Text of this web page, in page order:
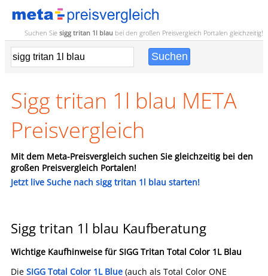
Suchen Sie sigg tritan 1l blau bei den großen Preisvergleich Portalen gleichzeitig!
Sigg tritan 1l blau META
Preisvergleich
Mit dem Meta-Preisvergleich suchen Sie gleichzeitig bei den
großen Preisvergleich Portalen!
Jetzt live Suche nach sigg tritan 1l blau starten!
Sigg tritan 1l blau Kaufberatung
Wichtige Kaufhinweise für SIGG Tritan Total Color 1L Blau
Die SIGG Total Color 1L Blue (auch als Total Color ONE